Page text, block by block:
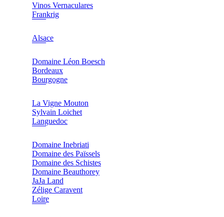
Vinos Vernaculares
Frankrig
Alsace
Domaine Léon Boesch
Bordeaux
Bourgogne
La Vigne Mouton
Sylvain Loichet
Languedoc
Domaine Inebriati
Domaine des Païssels
Domaine des Schistes
Domaine Beauthorey
JaJa Land
Zélige Caravent
Loire